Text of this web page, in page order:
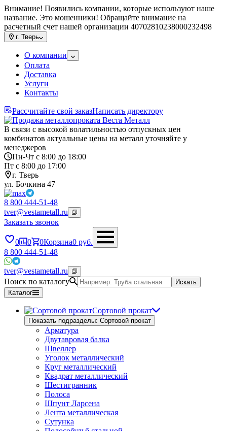
Внимание! Появились компании, которые используют наше
название. Это мошенники! Обращайте внимание на
расчетный счет нашей организации 40702810238000232498
г. Тверь
О компании
Оплата
Доставка
Услуги
Контакты
Рассчитайте свой заказНаписать директору
В связи с высокой волатильностью отпускных цен
комбинатов актуальные цены на металл уточняйте у
менеджеров
Пн-Чт с 8:00 до 18:00
Пт с 8:00 до 17:00
г. Тверь
ул. Бочкина 47
8 800 444-51-48
tver@vestametall.ru
Заказать звонок
0 0 0Корзина0 руб.
8 800 444-51-48
tver@vestametall.ru
Поиск по каталогу
Искать
Каталог
Сортовой прокат
Показать подразделы: Сортовой прокат
Арматура
Двутавровая балка
Швеллер
Уголок металлический
Круг металлический
Квадрат металлический
Шестигранник
Полоса
Шпунт Ларсена
Лента металлическая
Сутунка